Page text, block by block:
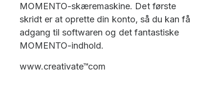
MOMENTO-skæremaskine. Det første
skridt er at oprette din konto, så du kan få
adgang til softwaren og det fantastiske
MOMENTO-indhold.
www.creativate™com